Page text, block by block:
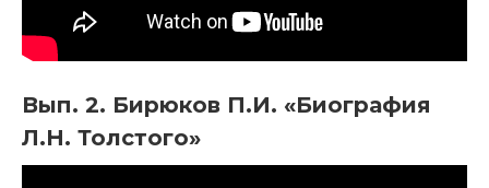
Вып. 2. Бирюков П.И. «Биография
Л.Н. Толстого»